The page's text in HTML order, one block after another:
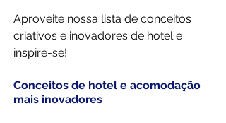
Aproveite nossa lista de conceitos
criativos e inovadores de hotel e
inspire-se!
Conceitos de hotel e acomodação
mais inovadores